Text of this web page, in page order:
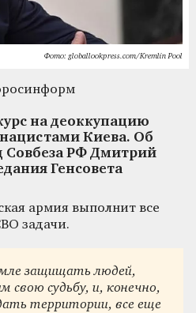
Фото: globallookpress.com/Kremlin Pool
на деоккупацию
Киева. Об
Совбеза РФ Дмитрий
Генсовета
армия выполнит все
задачи.
защищать людей,
свою судьбу, и, конечно,
территории, все еще